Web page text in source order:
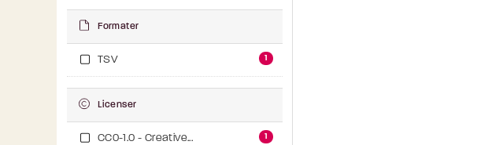
Formater
TSV 1
Licenser
CC0-1.0 - Creative... 1